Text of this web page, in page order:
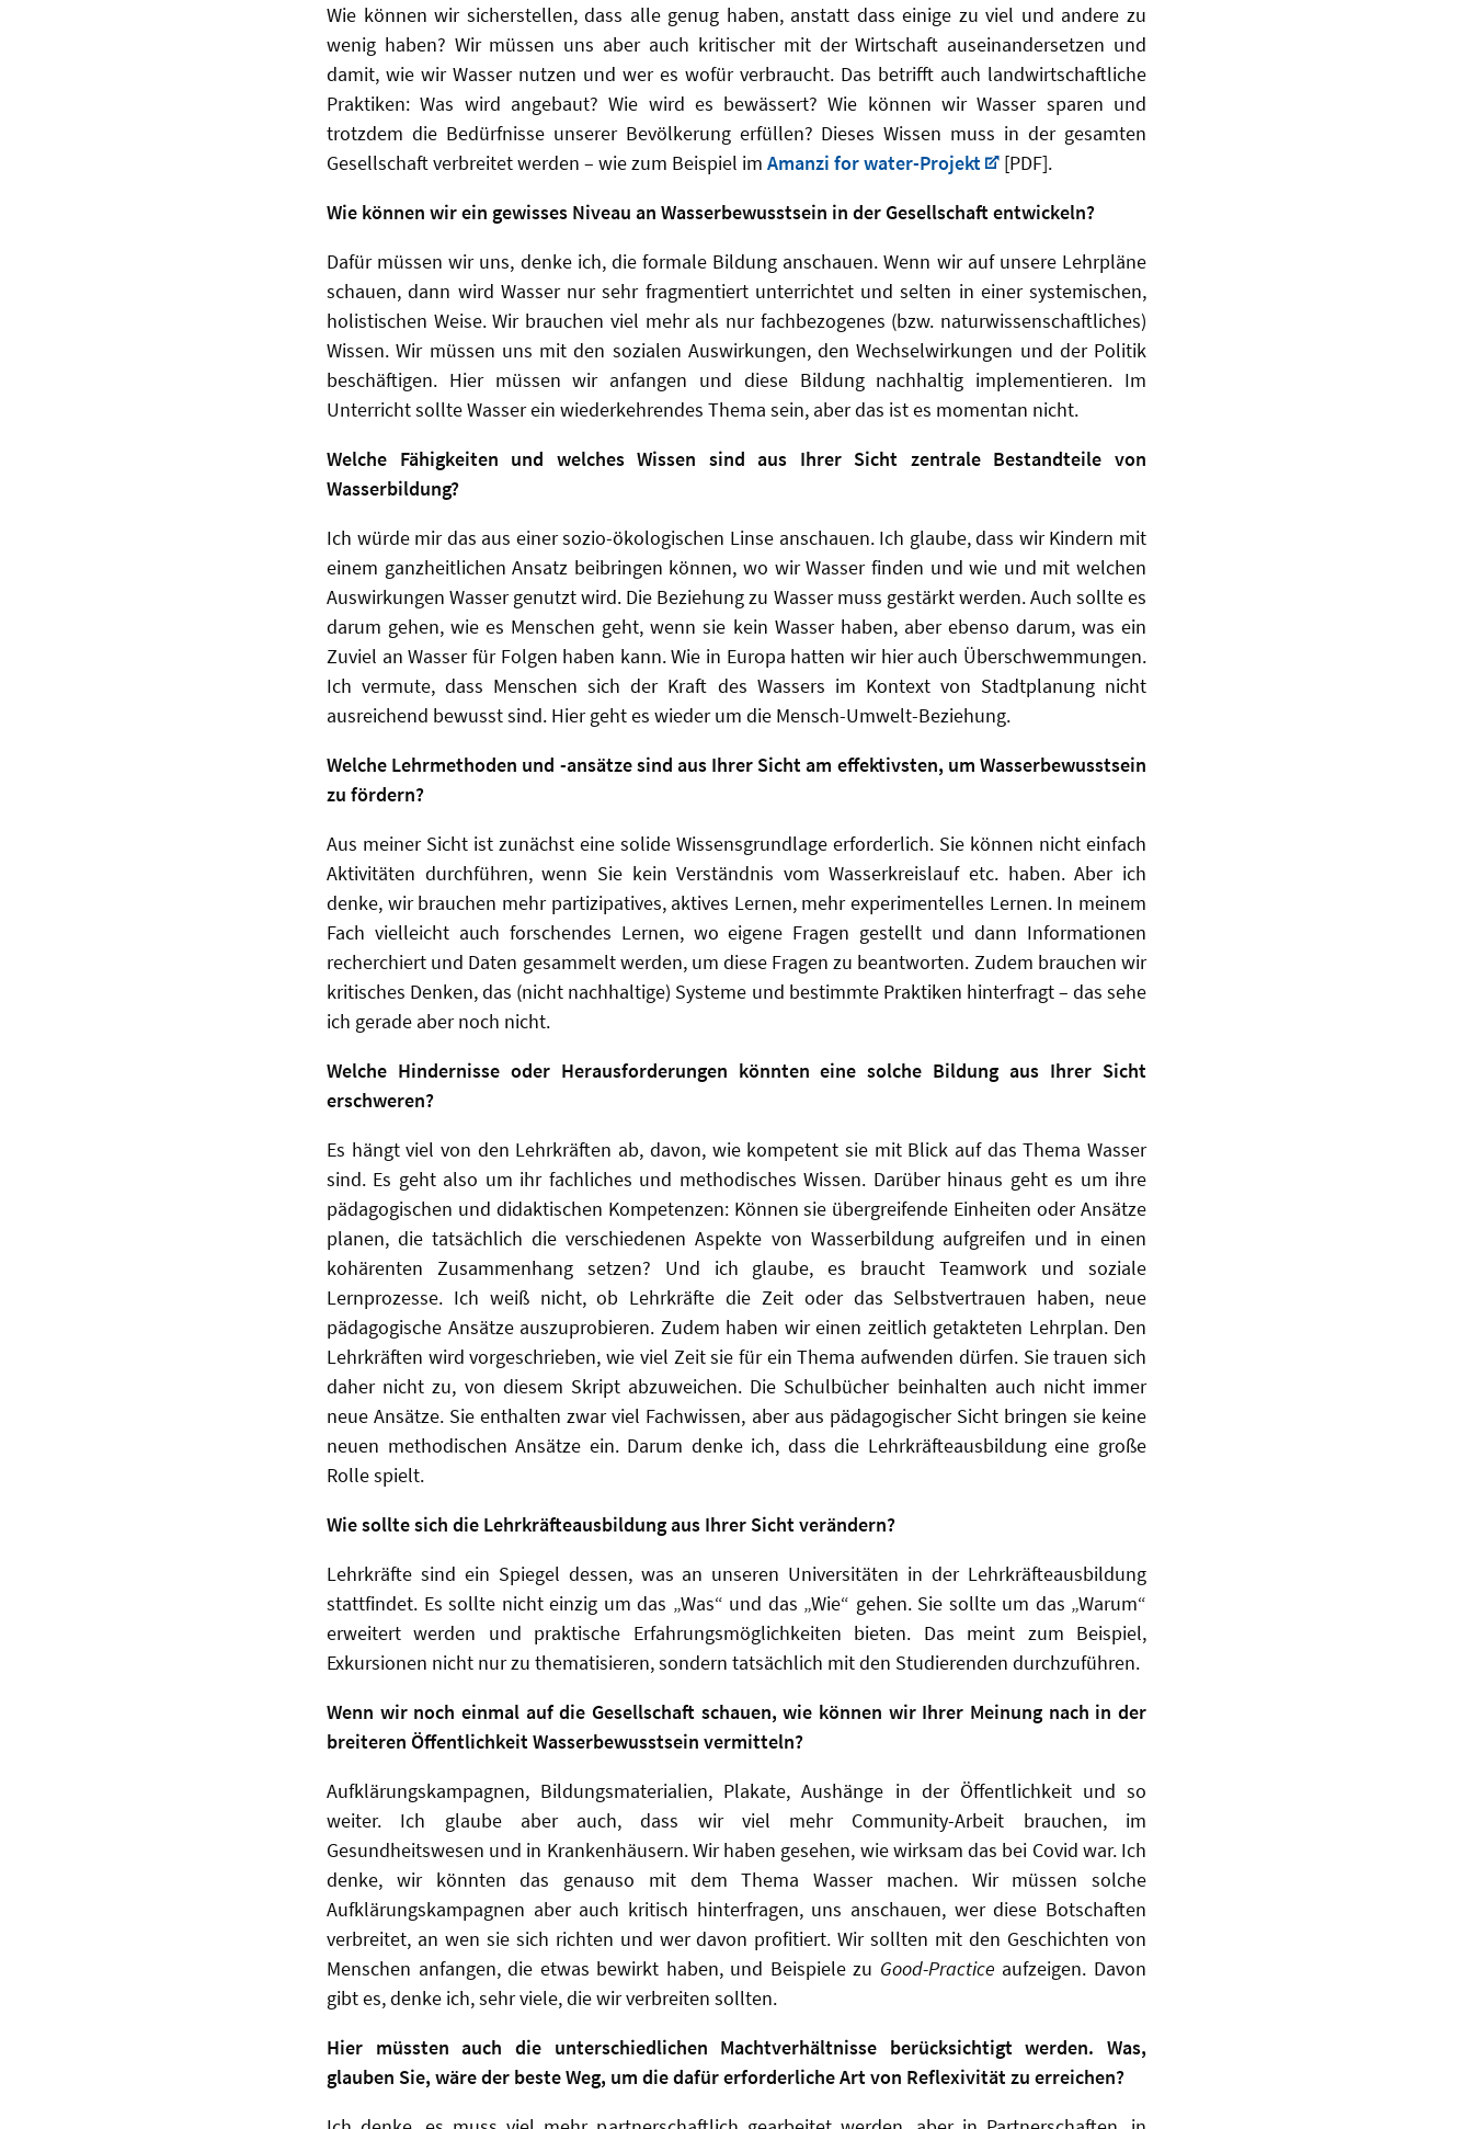
Wie können wir sicherstellen, dass alle genug haben, anstatt dass einige zu viel und andere zu
wenig haben? Wir müssen uns aber auch kritischer mit der Wirtschaft auseinandersetzen und
damit, wie wir Wasser nutzen und wer es wofür verbraucht. Das betrifft auch landwirtschaftliche
Praktiken: Was wird angebaut? Wie wird es bewässert? Wie können wir Wasser sparen und
trotzdem die Bedürfnisse unserer Bevölkerung erfüllen? Dieses Wissen muss in der gesamten
Gesellschaft verbreitet werden – wie zum Beispiel im Amanzi for water-Projekt
[PDF].
Wie können wir ein gewisses Niveau an Wasserbewusstsein in der Gesellschaft entwickeln?
Dafür müssen wir uns, denke ich, die formale Bildung anschauen. Wenn wir auf unsere Lehrpläne
schauen, dann wird Wasser nur sehr fragmentiert unterrichtet und selten in einer systemischen,
holistischen Weise. Wir brauchen viel mehr als nur fachbezogenes (bzw. naturwissenschaftliches)
Wissen. Wir müssen uns mit den sozialen Auswirkungen, den Wechselwirkungen und der Politik
beschäftigen. Hier müssen wir anfangen und diese Bildung nachhaltig implementieren. Im
Unterricht sollte Wasser ein wiederkehrendes Thema sein, aber das ist es momentan nicht.
Welche Fähigkeiten und welches Wissen sind aus Ihrer Sicht zentrale Bestandteile von
Wasserbildung?
Ich würde mir das aus einer sozio-ökologischen Linse anschauen. Ich glaube, dass wir Kindern mit
einem ganzheitlichen Ansatz beibringen können, wo wir Wasser finden und wie und mit welchen
Auswirkungen Wasser genutzt wird. Die Beziehung zu Wasser muss gestärkt werden. Auch sollte es
darum gehen, wie es Menschen geht, wenn sie kein Wasser haben, aber ebenso darum, was ein
Zuviel an Wasser für Folgen haben kann. Wie in Europa hatten wir hier auch Überschwemmungen.
Ich vermute, dass Menschen sich der Kraft des Wassers im Kontext von Stadtplanung nicht
ausreichend bewusst sind. Hier geht es wieder um die Mensch-Umwelt-Beziehung.
Welche Lehrmethoden und -ansätze sind aus Ihrer Sicht am effektivsten, um Wasserbewusstsein
zu fördern?
Aus meiner Sicht ist zunächst eine solide Wissensgrundlage erforderlich. Sie können nicht einfach
Aktivitäten durchführen, wenn Sie kein Verständnis vom Wasserkreislauf etc. haben. Aber ich
denke, wir brauchen mehr partizipatives, aktives Lernen, mehr experimentelles Lernen. In meinem
Fach vielleicht auch forschendes Lernen, wo eigene Fragen gestellt und dann Informationen
recherchiert und Daten gesammelt werden, um diese Fragen zu beantworten. Zudem brauchen wir
kritisches Denken, das (nicht nachhaltige) Systeme und bestimmte Praktiken hinterfragt – das sehe
ich gerade aber noch nicht.
Welche Hindernisse oder Herausforderungen könnten eine solche Bildung aus Ihrer Sicht
erschweren?
Es hängt viel von den Lehrkräften ab, davon, wie kompetent sie mit Blick auf das Thema Wasser
sind. Es geht also um ihr fachliches und methodisches Wissen. Darüber hinaus geht es um ihre
pädagogischen und didaktischen Kompetenzen: Können sie übergreifende Einheiten oder Ansätze
planen, die tatsächlich die verschiedenen Aspekte von Wasserbildung aufgreifen und in einen
kohärenten Zusammenhang setzen? Und ich glaube, es braucht Teamwork und soziale
Lernprozesse. Ich weiß nicht, ob Lehrkräfte die Zeit oder das Selbstvertrauen haben, neue
pädagogische Ansätze auszuprobieren. Zudem haben wir einen zeitlich getakteten Lehrplan. Den
Lehrkräften wird vorgeschrieben, wie viel Zeit sie für ein Thema aufwenden dürfen. Sie trauen sich
daher nicht zu, von diesem Skript abzuweichen. Die Schulbücher beinhalten auch nicht immer
neue Ansätze. Sie enthalten zwar viel Fachwissen, aber aus pädagogischer Sicht bringen sie keine
neuen methodischen Ansätze ein. Darum denke ich, dass die Lehrkräfteausbildung eine große
Rolle spielt.
Wie sollte sich die Lehrkräfteausbildung aus Ihrer Sicht verändern?
Lehrkräfte sind ein Spiegel dessen, was an unseren Universitäten in der Lehrkräfteausbildung
stattfindet. Es sollte nicht einzig um das „Was“ und das „Wie“ gehen. Sie sollte um das „Warum“
erweitert werden und praktische Erfahrungsmöglichkeiten bieten. Das meint zum Beispiel,
Exkursionen nicht nur zu thematisieren, sondern tatsächlich mit den Studierenden durchzuführen.
Wenn wir noch einmal auf die Gesellschaft schauen, wie können wir Ihrer Meinung nach in der
breiteren Öffentlichkeit Wasserbewusstsein vermitteln?
Aufklärungskampagnen, Bildungsmaterialien, Plakate, Aushänge in der Öffentlichkeit und so
weiter. Ich glaube aber auch, dass wir viel mehr Community-Arbeit brauchen, im
Gesundheitswesen und in Krankenhäusern. Wir haben gesehen, wie wirksam das bei Covid war. Ich
denke, wir könnten das genauso mit dem Thema Wasser machen. Wir müssen solche
Aufklärungskampagnen aber auch kritisch hinterfragen, uns anschauen, wer diese Botschaften
verbreitet, an wen sie sich richten und wer davon profitiert. Wir sollten mit den Geschichten von
Menschen anfangen, die etwas bewirkt haben, und Beispiele zu Good-Practice aufzeigen. Davon
gibt es, denke ich, sehr viele, die wir verbreiten sollten.
Hier müssten auch die unterschiedlichen Machtverhältnisse berücksichtigt werden. Was,
glauben Sie, wäre der beste Weg, um die dafür erforderliche Art von Reflexivität zu erreichen?